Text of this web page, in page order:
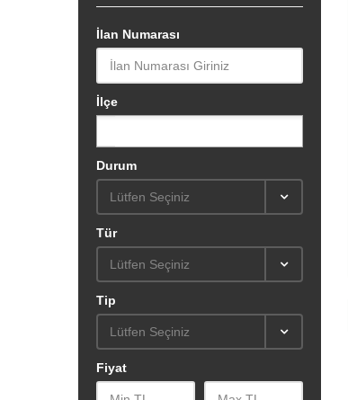
İlan Numarası
İlçe
Durum
Lütfen Seçiniz
Tür
Lütfen Seçiniz
Tip
Lütfen Seçiniz
Fiyat